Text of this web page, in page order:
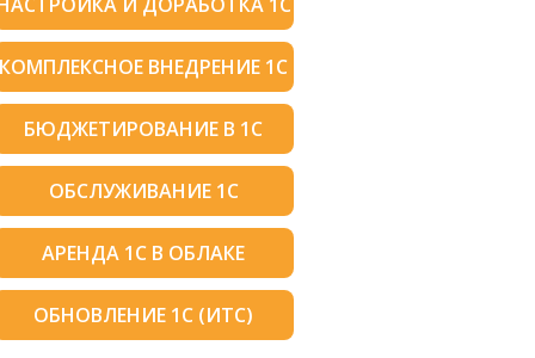
КОМПЛЕКСНОЕ ВНЕДРЕНИЕ 1С
БЮДЖЕТИРОВАНИЕ В 1С
ОБСЛУЖИВАНИЕ 1С
АРЕНДА 1С В ОБЛАКЕ
ОБНОВЛЕНИЕ 1С (ИТС)